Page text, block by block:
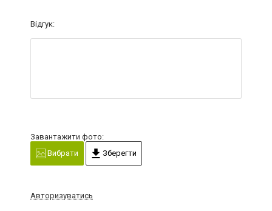
Відгук:
Завантажити фото:
Вибрати
Зберегти
Авторизуватись